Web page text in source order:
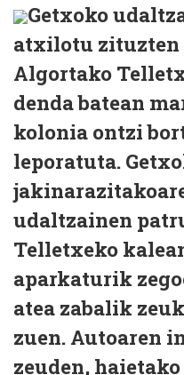
Getxoko
atxilotu zituzten
Algortako
denda batean
kolonia ontzi
leporatuta.
udaltzainen
Telletxeko
aparkaturik
atea zabalik
zuen. Autoaren
zeuden,